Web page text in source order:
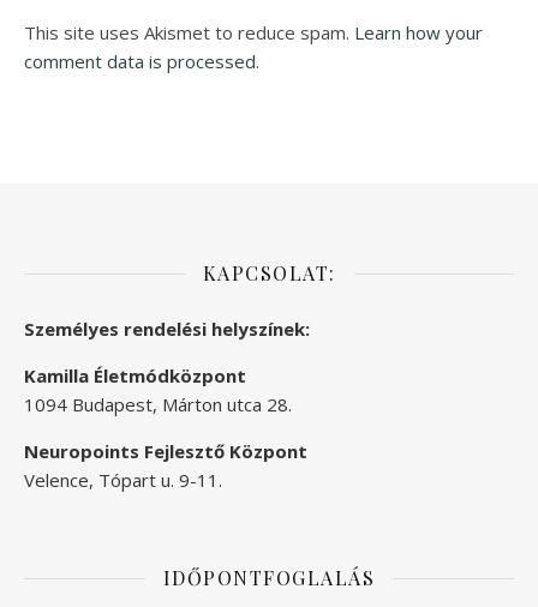
This site uses Akismet to reduce spam. Learn how your
comment data is processed.
KAPCSOLAT:
Személyes rendelési helyszínek:
Kamilla Életmódközpont
1094 Budapest, Márton utca 28.
Neuropoints Fejlesztő Központ
Velence, Tópart u. 9-11.
IDŐPONTFOGLALÁS